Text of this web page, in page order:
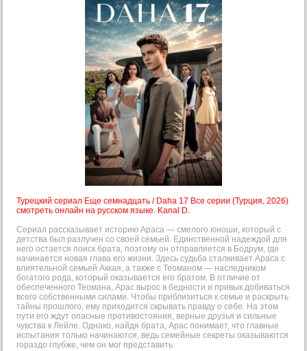
Турецкий сериал Еще семнадцать / Daha 17 Все серии (Турция, 2026)
смотреть онлайн на русском языке. Kanal D.
Сериал рассказывает историю Араса — смелого юноши, который с
детства был разлучен со своей семьей. Единственной надеждой для
него остается поиск брата, поэтому он отправляется в Бодрум, где
начинается новая глава его жизни. Здесь судьба сталкивает Араса с
влиятельной семьей Аккая, а также с Теоманом — наследником
богатого рода, который оказывается его братом. В отличие от
обеспеченного Теомана, Арас вырос в бедности и привык добиваться
всего собственными силами. Чтобы приблизиться к семье и раскрыть
тайны прошлого, ему приходится скрывать правду о себе. На этом
пути его ждут опасные противостояния, верные друзья и сильные
чувства к Лейле. Однако, найдя брата, Арас понимает, что главные
испытания только начинаются, ведь семейные секреты оказываются
гораздо глубже, чем он мог представить.